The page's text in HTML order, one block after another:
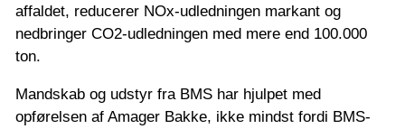
affaldet, reducerer NOx-udledningen markant og
nedbringer CO2-udledningen med mere end 100.000
ton.
Mandskab og udstyr fra BMS har hjulpet med
opførelsen af Amager Bakke, ikke mindst fordi BMS-